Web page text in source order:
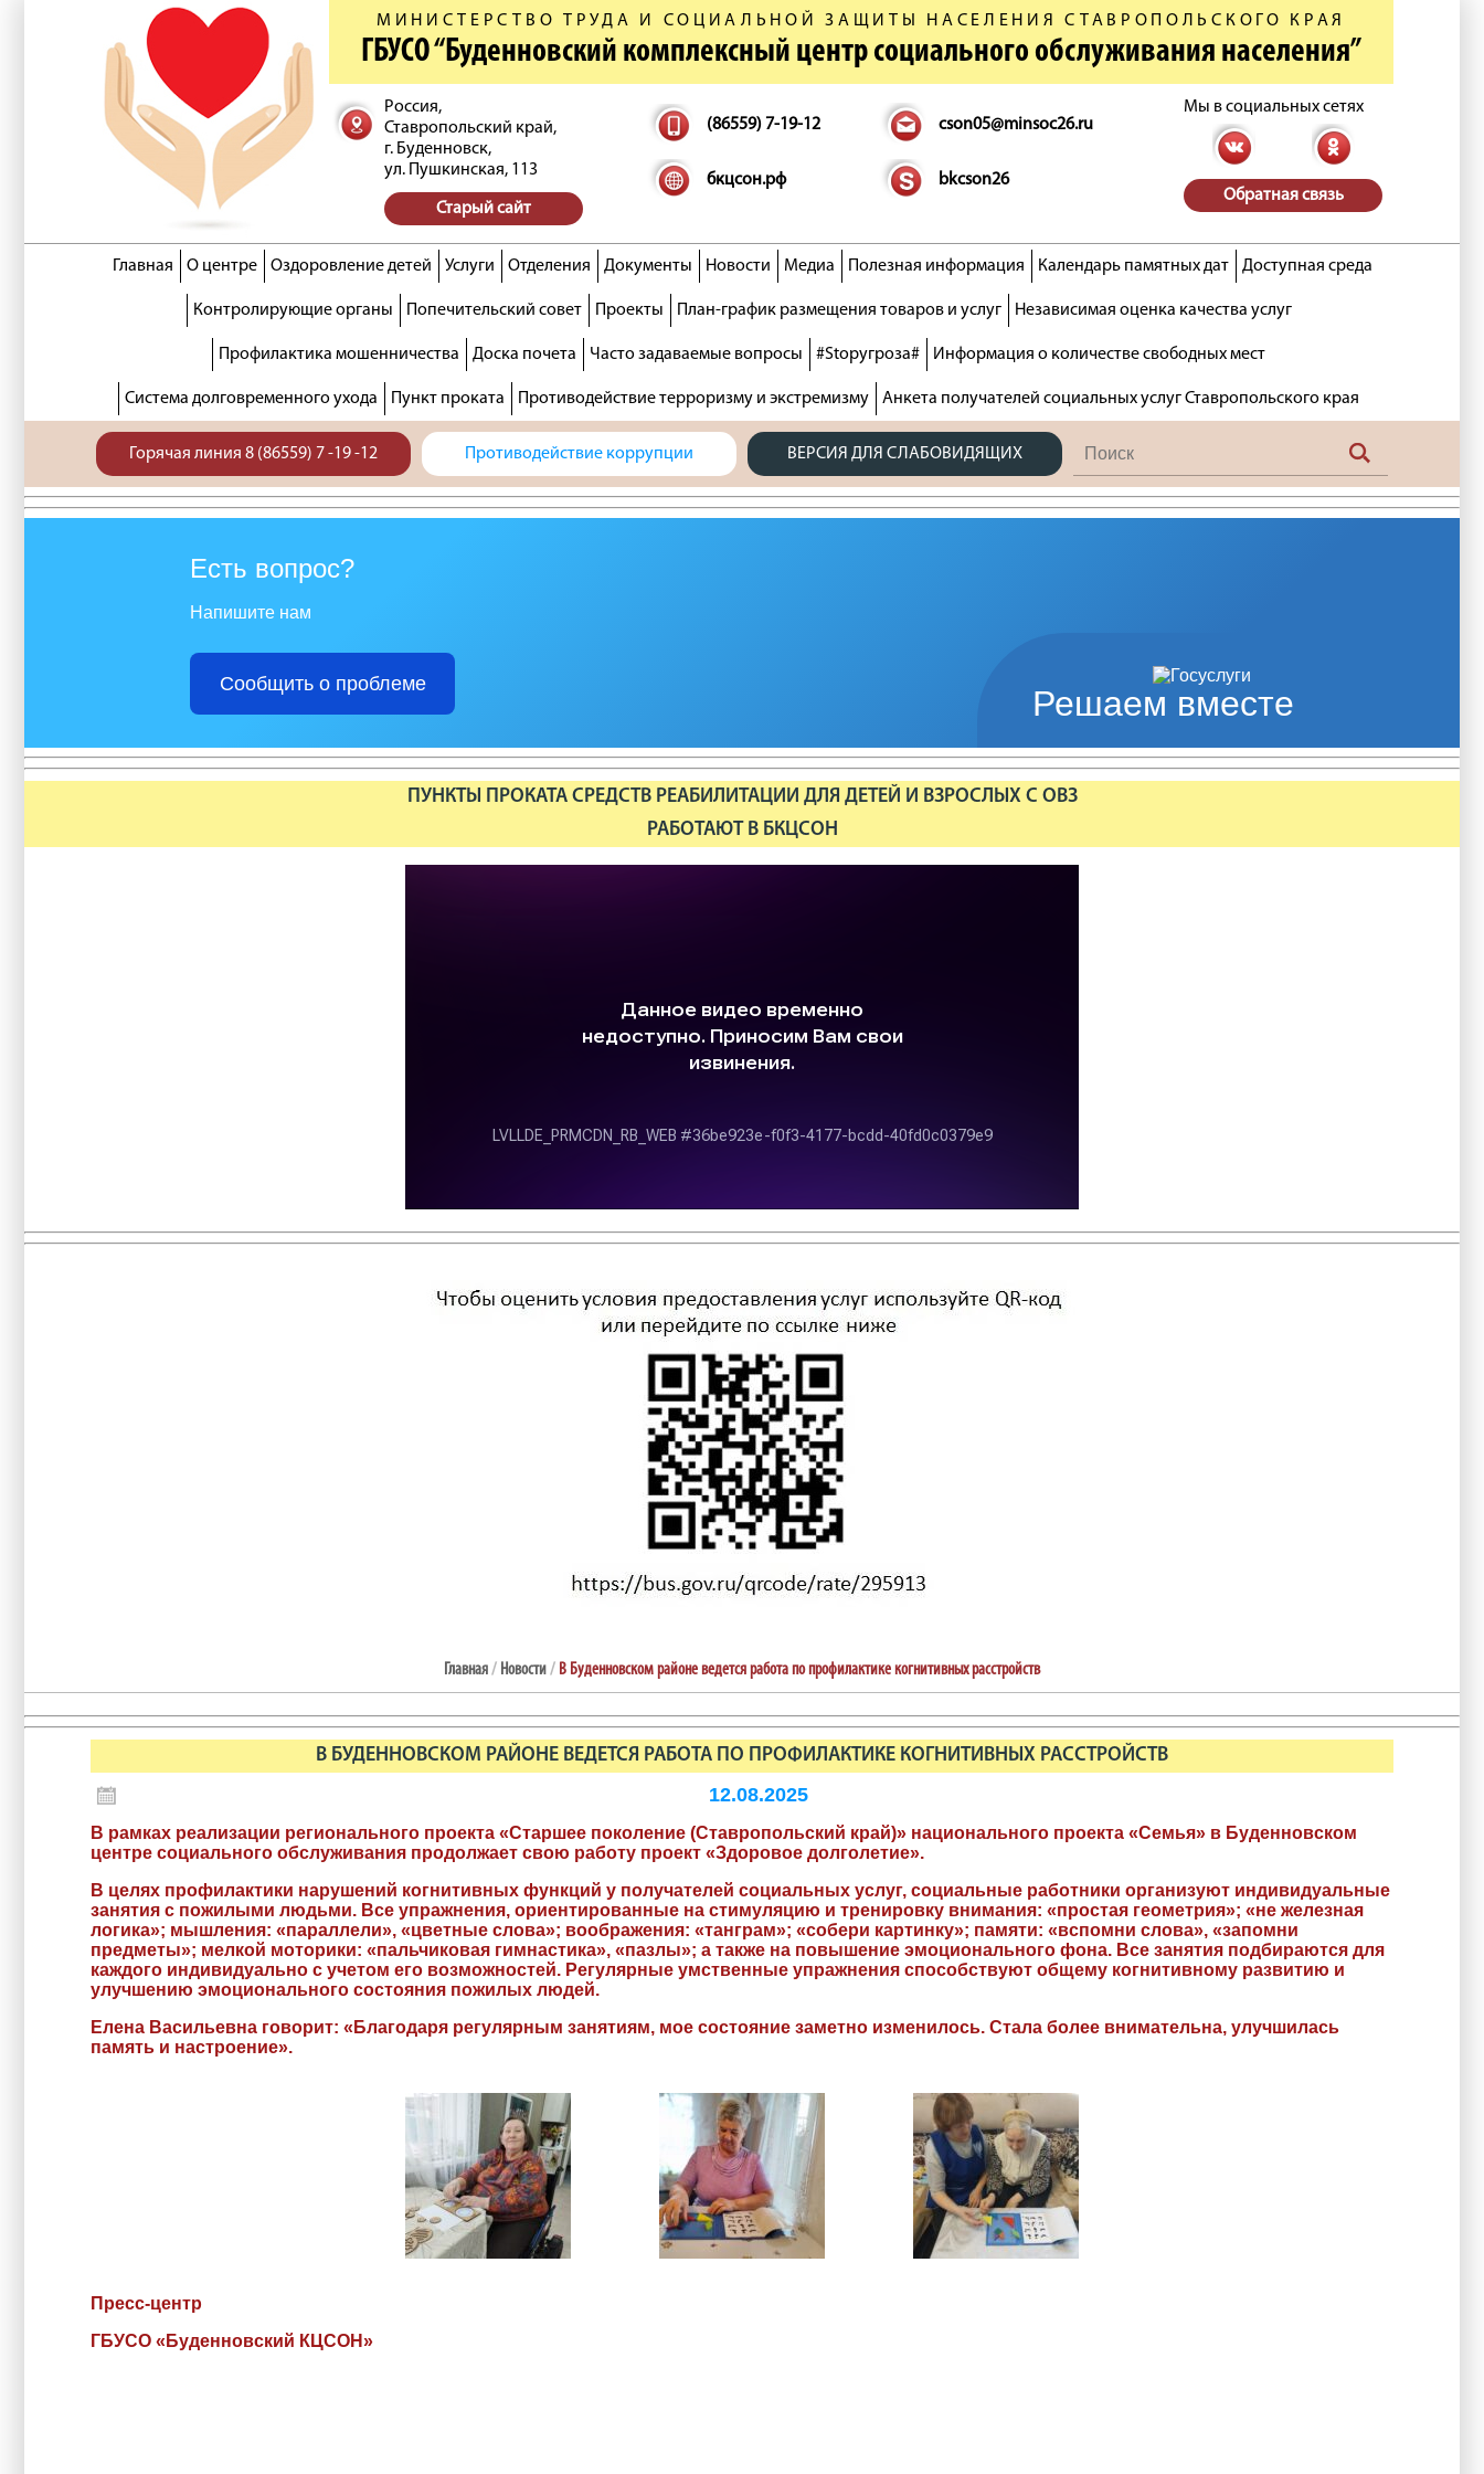
МИНИСТЕРСТВО ТРУДА И СОЦИАЛЬНОЙ ЗАЩИТЫ НАСЕЛЕНИЯ СТАВРОПОЛЬСКОГО КРАЯ
ГБУСО “Буденновский комплексный центр социального обслуживания населения”
Россия,
Ставропольский край,
г. Буденновск,
ул. Пушкинская, 113
Старый сайт
(86559) 7-19-12 cson05@minsoc26.ru
бкцсон.рф bkcson26
Мы в социальных сетях
Обратная связь
Главная О центре Оздоровление детей Услуги Отделения Документы Новости Медиа Полезная информация Календарь памятных дат Доступная среда
Контролирующие органы Попечительский совет Проекты План-график размещения товаров и услуг Независимая оценка качества услуг
Профилактика мошенничества Доска почета Часто задаваемые вопросы #Stopугроза# Информация о количестве свободных мест
Система долговременного ухода Пункт проката Противодействие терроризму и экстремизму Анкета получателей социальных услуг Ставропольского края
Горячая линия 8 (86559) 7 -19 -12 Противодействие коррупции ВЕРСИЯ ДЛЯ СЛАБОВИДЯЩИХ
Решаем вместе
Есть вопрос?
Напишите нам
Сообщить о проблеме
ПУНКТЫ ПРОКАТА СРЕДСТВ РЕАБИЛИТАЦИИ ДЛЯ ДЕТЕЙ И ВЗРОСЛЫХ С ОВЗ
РАБОТАЮТ В БКЦСОН
Главная/ Новости/ В Буденновском районе ведется работа по профилактике когнитивных расстройств
В БУДЕННОВСКОМ РАЙОНЕ ВЕДЕТСЯ РАБОТА ПО ПРОФИЛАКТИКЕ КОГНИТИВНЫХ РАССТРОЙСТВ
12.08.2025
В рамках реализации регионального проекта «Старшее поколение (Ставропольский край)» национального проекта «Семья» в Буденновском
центре социального обслуживания продолжает свою работу проект «Здоровое долголетие».
В целях профилактики нарушений когнитивных функций у получателей социальных услуг, социальные работники организуют индивидуальные
занятия с пожилыми людьми. Все упражнения, ориентированные на стимуляцию и тренировку внимания: «простая геометрия»; «не железная
логика»; мышления: «параллели», «цветные слова»; воображения: «танграм»; «собери картинку»; памяти: «вспомни слова», «запомни
предметы»; мелкой моторики: «пальчиковая гимнастика», «пазлы»; а также на повышение эмоционального фона. Все занятия подбираются для
каждого индивидуально с учетом его возможностей. Регулярные умственные упражнения способствуют общему когнитивному развитию и
улучшению эмоционального состояния пожилых людей.
Елена Васильевна говорит: «Благодаря регулярным занятиям, мое состояние заметно изменилось. Стала более внимательна, улучшилась
память и настроение».
Пресс-центр
ГБУСО «Буденновский КЦСОН»